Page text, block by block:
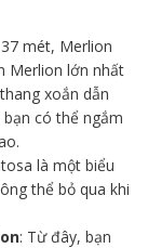
mét, Merlion
Merlion lớn nhất
xoắn dẫn
có thể ngắm
là một biểu
thể bỏ qua khi
: Từ đây, bạn